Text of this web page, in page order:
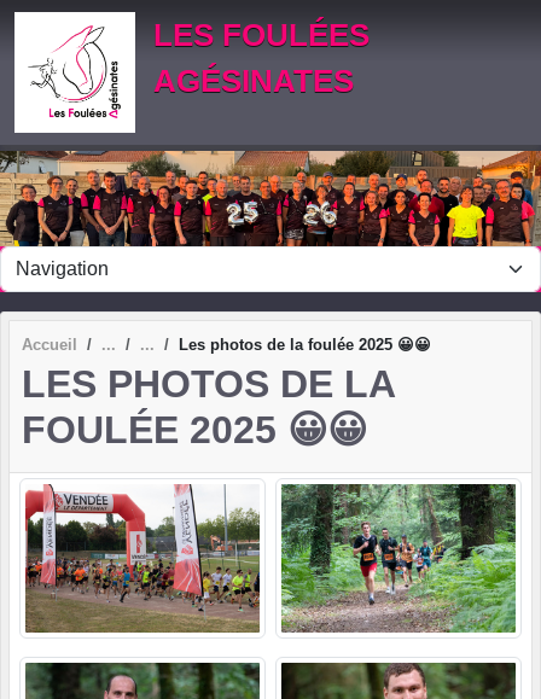
LES FOULÉES
AGÉSINATES
Accueil Les photos de la foulée 2025 😀😀
LES PHOTOS DE LA
FOULÉE 2025 😀😀
Panneau de gestion des cookies